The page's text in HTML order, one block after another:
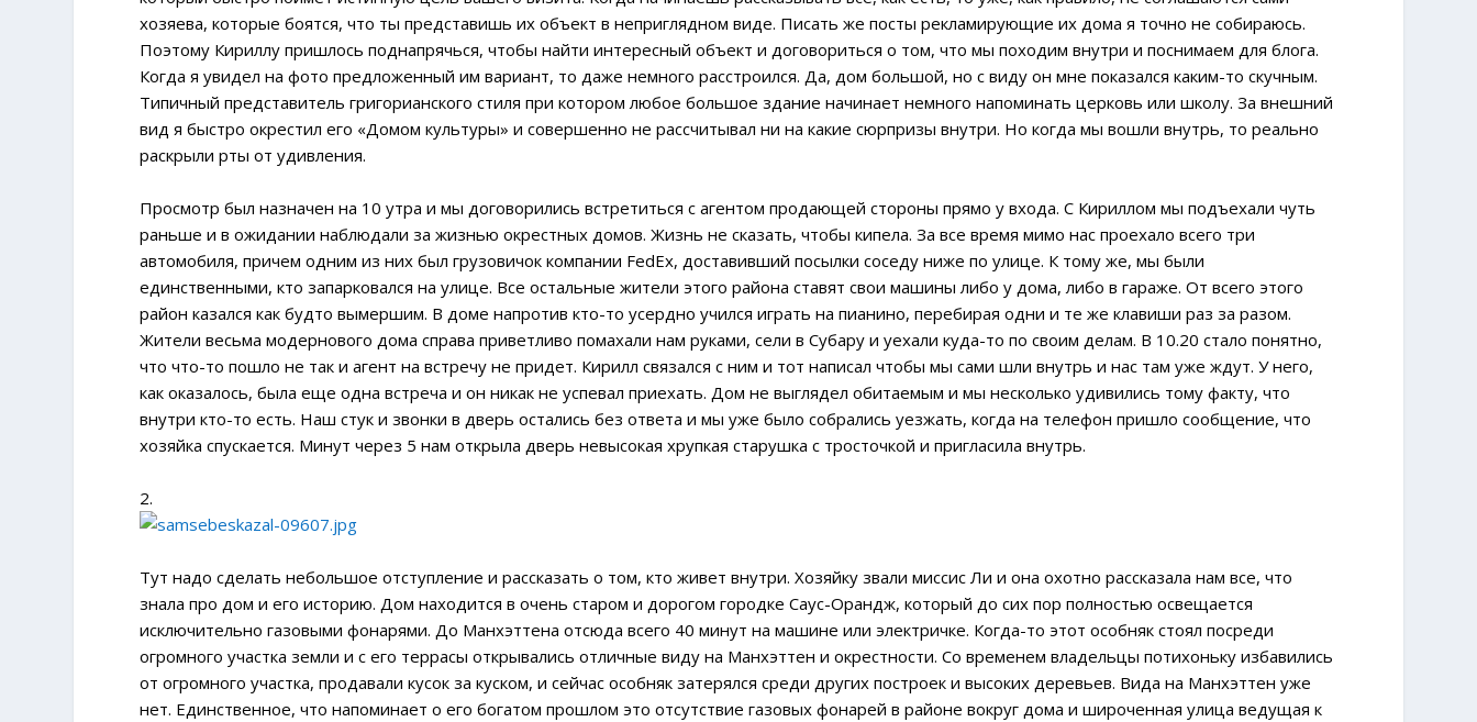
хозяева, которые боятся, что ты представишь их объект в неприглядном виде. Писать же посты рекламирующие их дома я точно не собираюсь.
Поэтому Кириллу пришлось поднапрячься, чтобы найти интересный объект и договориться о том, что мы походим внутри и поснимаем для блога.
Когда я увидел на фото предложенный им вариант, то даже немного расстроился. Да, дом большой, но с виду он мне показался каким-то скучным.
Типичный представитель григорианского стиля при котором любое большое здание начинает немного напоминать церковь или школу. За внешний
вид я быстро окрестил его «Домом культуры» и совершенно не рассчитывал ни на какие сюрпризы внутри. Но когда мы вошли внутрь, то реально
раскрыли рты от удивления.
Просмотр был назначен на 10 утра и мы договорились встретиться с агентом продающей стороны прямо у входа. С Кириллом мы подъехали чуть
раньше и в ожидании наблюдали за жизнью окрестных домов. Жизнь не сказать, чтобы кипела. За все время мимо нас проехало всего три
автомобиля, причем одним из них был грузовичок компании FedEx, доставивший посылки соседу ниже по улице. К тому же, мы были
единственными, кто запарковался на улице. Все остальные жители этого района ставят свои машины либо у дома, либо в гараже. От всего этого
район казался как будто вымершим. В доме напротив кто-то усердно учился играть на пианино, перебирая одни и те же клавиши раз за разом.
Жители весьма модернового дома справа приветливо помахали нам руками, сели в Субару и уехали куда-то по своим делам. В 10.20 стало понятно,
что что-то пошло не так и агент на встречу не придет. Кирилл связался с ним и тот написал чтобы мы сами шли внутрь и нас там уже ждут. У него,
как оказалось, была еще одна встреча и он никак не успевал приехать. Дом не выглядел обитаемым и мы несколько удивились тому факту, что
внутри кто-то есть. Наш стук и звонки в дверь остались без ответа и мы уже было собрались уезжать, когда на телефон пришло сообщение, что
хозяйка спускается. Минут через 5 нам открыла дверь невысокая хрупкая старушка с тросточкой и пригласила внутрь.
2.
Тут надо сделать небольшое отступление и рассказать о том, кто живет внутри. Хозяйку звали миссис Ли и она охотно рассказала нам все, что
знала про дом и его историю. Дом находится в очень старом и дорогом городке Саус-Орандж, который до сих пор полностью освещается
исключительно газовыми фонарями. До Манхэттена отсюда всего 40 минут на машине или электричке. Когда-то этот особняк стоял посреди
огромного участка земли и с его террасы открывались отличные виду на Манхэттен и окрестности. Со временем владельцы потихоньку избавились
от огромного участка, продавали кусок за куском, и сейчас особняк затерялся среди других построек и высоких деревьев. Вида на Манхэттен уже
нет. Единственное, что напоминает о его богатом прошлом это отсутствие газовых фонарей в районе вокруг дома и широченная улица ведущая к